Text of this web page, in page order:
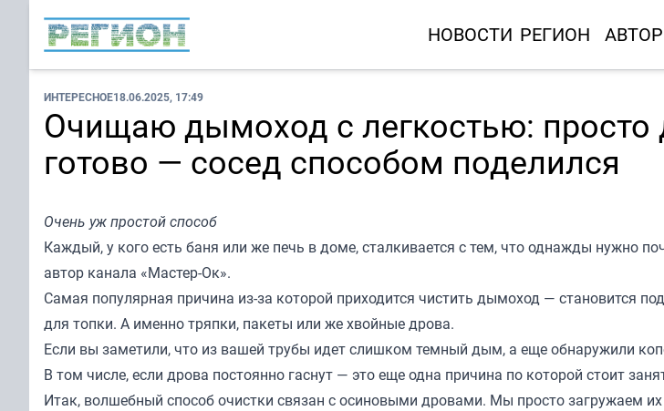
НОВОСТИ РЕГИОН
ИНТЕРЕСНОЕ18.06.2025, 17:49
Очищаю дымоход с легкостью: просто
готово — сосед способом поделился
Очень уж простой способ
Каждый, у кого есть баня или же печь в доме, сталкивается с тем, что однажды нужно
автор канала «Мастер-Ок».
Самая популярная причина из-за которой приходится чистить дымоход — становится
для топки. А именно тряпки, пакеты или же хвойные дрова.
Если вы заметили, что из вашей трубы идет слишком темный дым, а еще обнаружили
В том числе, если дрова постоянно гаснут — это еще одна причина по которой стоит
Итак, волшебный способ очистки связан с осиновыми дровами. Мы просто загружаем